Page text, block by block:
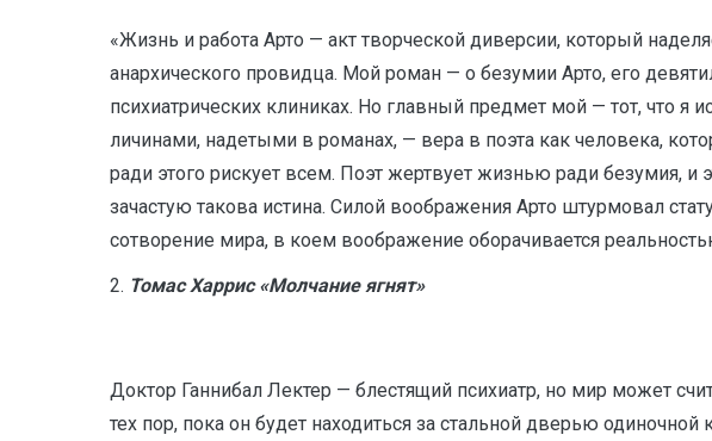
«Жизнь и работа Арто — акт творческой диверсии, который
анархического провидца. Мой роман — о безумии Арто, его
психиатрических клиниках. Но главный предмет мой — тот, что я
личинами, надетыми в романах, — вера в поэта как человека,
ради этого рискует всем. Поэт жертвует жизнью ради безумия, и
зачастую такова истина. Силой воображения Арто штурмовал
сотворение мира, в коем воображение оборачивается
2. Томас Харрис «Молчание ягнят»
Доктор Ганнибал Лектер — блестящий психиатр, но мир может
тех пор, пока он будет находиться за стальной дверью